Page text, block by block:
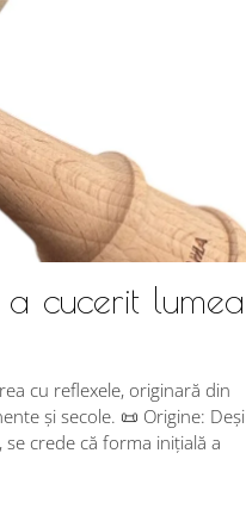
cucerit lumea
cu reflexele, originară din
și secole. 📜 Origine: Deși
crede că forma inițială a